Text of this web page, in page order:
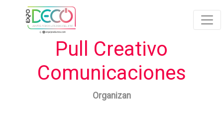
Pull Creativo
Comunicaciones
Organizan